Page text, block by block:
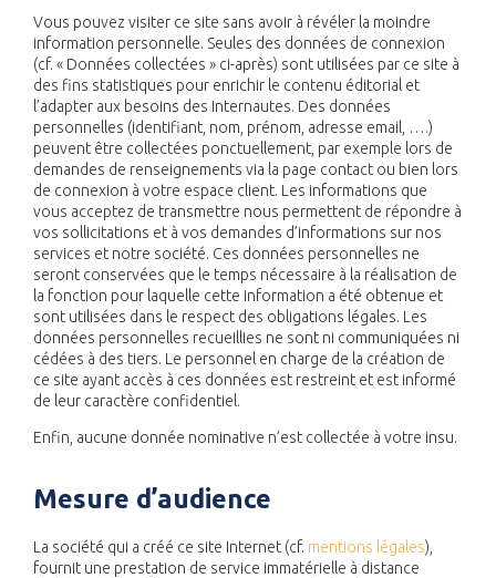
Vous pouvez visiter ce site sans avoir à révéler la moindre
information personnelle. Seules des données de connexion
(cf. « Données collectées » ci-après) sont utilisées par ce site à
des fins statistiques pour enrichir le contenu éditorial et
l’adapter aux besoins des Internautes. Des données
personnelles (identifiant, nom, prénom, adresse email, ….)
peuvent être collectées ponctuellement, par exemple lors de
demandes de renseignements via la page contact ou bien lors
de connexion à votre espace client. Les informations que
vous acceptez de transmettre nous permettent de répondre à
vos sollicitations et à vos demandes d’informations sur nos
services et notre société. Ces données personnelles ne
seront conservées que le temps nécessaire à la réalisation de
la fonction pour laquelle cette information a été obtenue et
sont utilisées dans le respect des obligations légales. Les
données personnelles recueillies ne sont ni communiquées ni
cédées à des tiers. Le personnel en charge de la création de
ce site ayant accès à ces données est restreint et est informé
de leur caractère confidentiel.
Enfin, aucune donnée nominative n’est collectée à votre insu.
Mesure d’audience
La société qui a créé ce site Internet (cf. mentions légales),
fournit une prestation de service immatérielle à distance